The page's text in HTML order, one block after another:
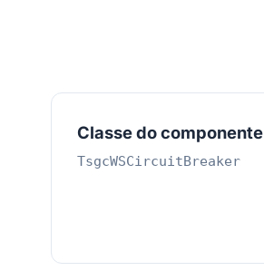
Classe do componente
TsgcWSCircuitBreaker